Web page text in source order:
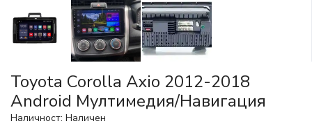
Toyota Corolla Axio 2012-2018
Android Мултимедия/Навигация
Наличност: Наличен